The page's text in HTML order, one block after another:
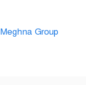
Meghna Group